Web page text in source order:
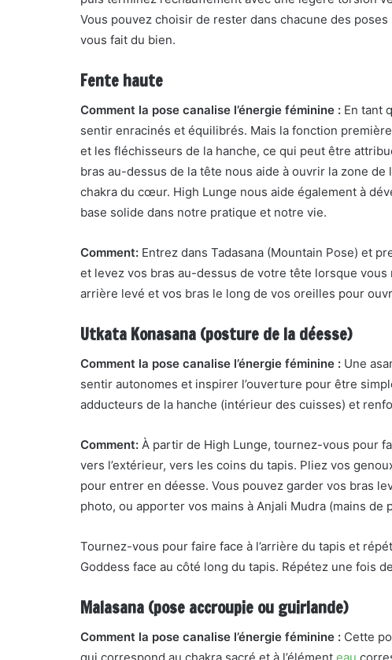
Vous pouvez choisir de rester dans chacune des
vous fait du bien.
Fente haute
Comment la pose canalise l’énergie féminine : En tant
sentir enracinés et équilibrés. Mais la fonction
et les fléchisseurs de la hanche, ce qui peut être
bras au-dessus de la tête nous aide à ouvrir la zone de
chakra du cœur. High Lunge nous aide également à
base solide dans notre pratique et notre vie.
Comment: Entrez dans Tadasana (Mountain Pose) et
et levez vos bras au-dessus de votre tête lorsque
arrière levé et vos bras le long de vos oreilles pour
Utkata Konasana (posture de la déesse)
Comment la pose canalise l’énergie féminine : Une
sentir autonomes et inspirer l’ouverture pour être
adducteurs de la hanche (intérieur des cuisses) et
Comment: À partir de High Lunge, tournez-vous pour
vers l’extérieur, vers les coins du tapis. Pliez vos
pour entrer en déesse. Vous pouvez garder vos bras
photo, ou apporter vos mains à Anjali Mudra (mains
Tournez-vous pour faire face à l’arrière du tapis et
Goddess face au côté long du tapis. Répétez une fois
Malasana (pose accroupie ou guirlande)
Comment la pose canalise l’énergie féminine : Cette